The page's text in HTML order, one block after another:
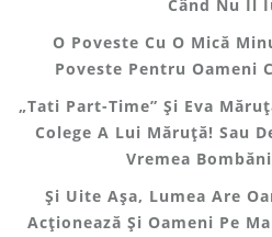
Când Nu Îl
O Poveste Cu O Mică
Poveste Pentru Oameni
„Tati Part-Time” Și Eva
Colege A Lui Măruță! Sau
Vremea
Și Uite Așa, Lumea Are
Acționează Și Oameni Pe